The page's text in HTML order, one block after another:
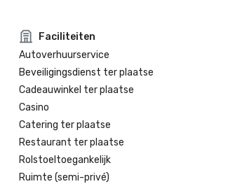
Faciliteiten
Autoverhuurservice
Beveiligingsdienst ter plaatse
Cadeauwinkel ter plaatse
Casino
Catering ter plaatse
Restaurant ter plaatse
Rolstoeltoegankelijk
Ruimte (semi-privé)